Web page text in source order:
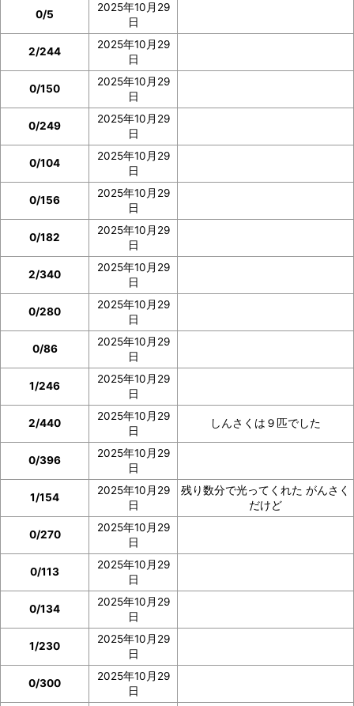
0/5
2025年10月29
日
2/244
2025年10月29
日
0/150
2025年10月29
日
0/249
2025年10月29
日
0/104
2025年10月29
日
0/156
2025年10月29
日
0/182
2025年10月29
日
2/340
2025年10月29
日
0/280
2025年10月29
日
0/86
2025年10月29
日
1/246
2025年10月29
日
2/440
2025年10月29
日
しんさくは９匹でした
0/396
2025年10月29
日
1/154
2025年10月29
日
残り数分で光ってくれた がんさく
だけど
0/270
2025年10月29
日
0/113
2025年10月29
日
0/134
2025年10月29
日
1/230
2025年10月29
日
0/300
2025年10月29
日